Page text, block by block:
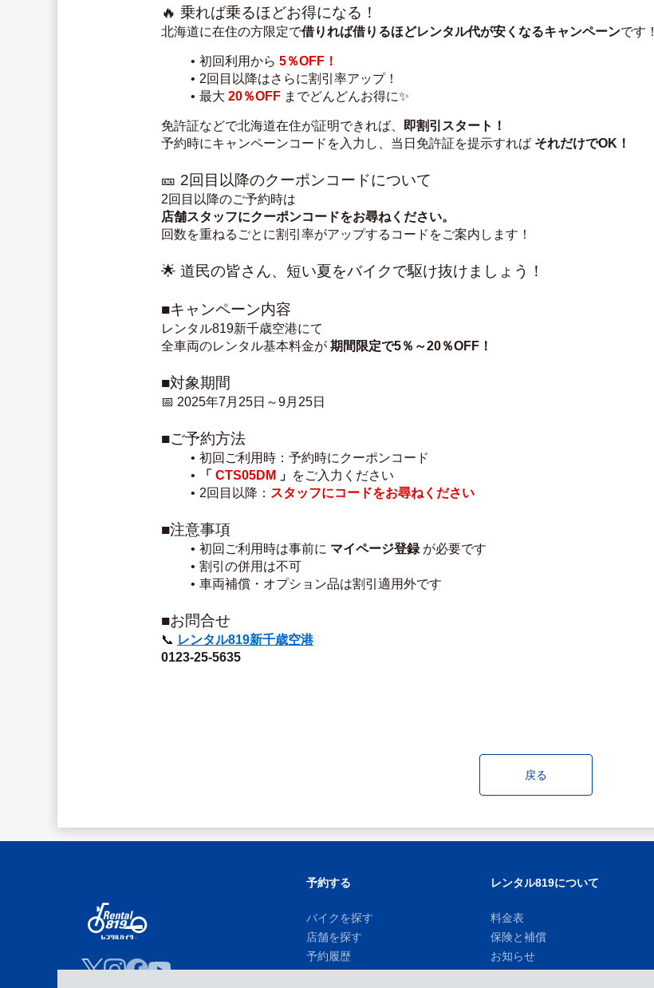
🔥 乗れば乗るほどお得になる！
北海道に在住の方限定で借りれば借りるほどレンタル代が安くなるキャンペーンです！
初回利用から 5％OFF！
2回目以降はさらに割引率アップ！
最大 20％OFF までどんどんお得に✨
免許証などで北海道在住が証明できれば、
即割引スタート！
予約時にキャンペーンコードを入力し、当日免許証を提示すれば それだけでOK！
🎫 2回目以降のクーポンコードについて
2回目以降のご予約時は
店舗スタッフにクーポンコードをお尋ねください。
回数を重ねるごとに割引率がアップするコードをご案内します！
🌟 道民の皆さん、短い夏をバイクで駆け抜けましょう！
■キャンペーン内容
レンタル819新千歳空港にて
全車両のレンタル基本料金が 期間限定で5％～20％OFF！
■対象期間
📅 2025年7月25日～9月25日
■ご予約方法
初回ご利用時：予約時にクーポンコード
「 CTS05DM 」 をご入力ください
2回目以降： スタッフにコードをお尋ねください
■注意事項
初回ご利用時は事前に マイページ登録 が必要です
割引の併用は不可
車両補償・オプション品は割引適用外です
■お問合せ
📞 レンタル819新千歳空港
0123-25-5635
戻る
予約する
バイクを探す
店舗を探す
予約履歴
レンタル819について
料金表
保険と補償
お知らせ